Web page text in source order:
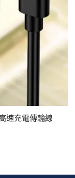
速充電傳輸線